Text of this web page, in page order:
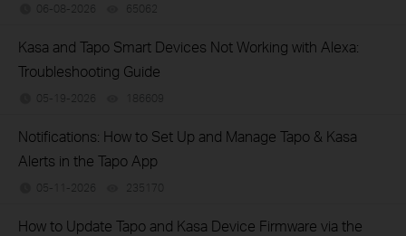
06-08-2026 65062
Kasa and Tapo Smart Devices Not Working with Alexa:
Troubleshooting Guide
05-19-2026 186609
Notifications: How to Set Up and Manage Tapo & Kasa
Alerts in the Tapo App
05-11-2026 235170
How to Update Tapo and Kasa Device Firmware via the